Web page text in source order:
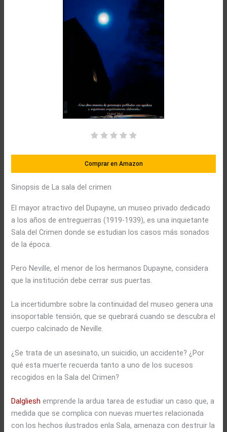
Comprar en Amazon
Sinopsis de La sala del crimen
El mayor atractivo del Dupayne, un museo privado dedicado
a los años de entreguerras (1919-1939), es una inquietante
Sala del Crimen donde se estudian los casos más sonados
de la época.
Pero Neville, el menor de los hermanos Dupayne, considera
que la institución debe cerrar sus puertas.
La incertidumbre sobre la continuidad del museo genera una
insoportable tensión, que se quebrará cuando se descubra el
cuerpo calcinado de Neville.
¿Se trata de un asesinato, un suicidio, un accidente? ¿Por
qué esta muerte recuerda tanto a uno de los sucesos
recogidos en la Sala del Crimen?
Dalgliesh emprende la ardua tarea de estudiar un caso que, a
medida que se complica con nuevas muertes relacionada
con los hechos ilustrados enla Sala, amenaza con destruir la